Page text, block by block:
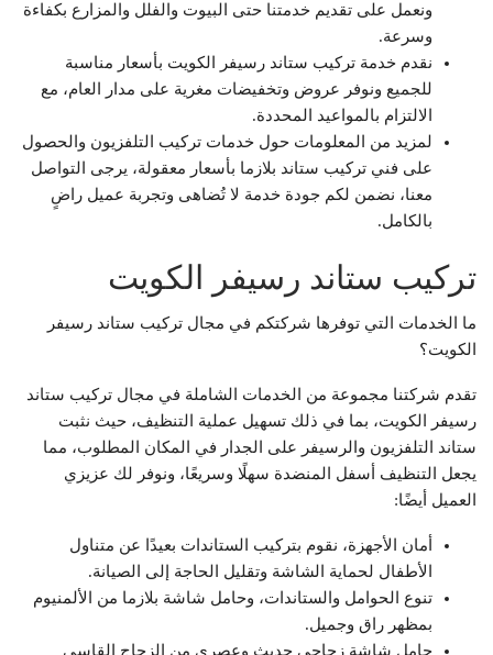
ونعمل على تقديم خدمتنا حتى البيوت والفلل والمزارع بكفاءة
وسرعة.
نقدم خدمة تركيب ستاند رسيفر الكويت بأسعار مناسبة
للجميع ونوفر عروض وتخفيضات مغرية على مدار العام، مع
الالتزام بالمواعيد المحددة.
لمزيد من المعلومات حول خدمات تركيب التلفزيون والحصول
على فني تركيب ستاند بلازما بأسعار معقولة، يرجى التواصل
معنا، نضمن لكم جودة خدمة لا تُضاهى وتجربة عميل راضٍ
بالكامل.
تركيب ستاند رسيفر الكويت
ما الخدمات التي توفرها شركتكم في مجال تركيب ستاند رسيفر
الكويت؟
تقدم شركتنا مجموعة من الخدمات الشاملة في مجال تركيب ستاند
رسيفر الكويت، بما في ذلك تسهيل عملية التنظيف، حيث نثبت
ستاند التلفزيون والرسيفر على الجدار في المكان المطلوب، مما
يجعل التنظيف أسفل المنضدة سهلًا وسريعًا، ونوفر لك عزيزي
العميل أيضًا:
أمان الأجهزة، نقوم بتركيب الستاندات بعيدًا عن متناول
الأطفال لحماية الشاشة وتقليل الحاجة إلى الصيانة.
تنوع الحوامل والستاندات، وحامل شاشة بلازما من الألمنيوم
بمظهر راق وجميل.
حامل شاشة زجاجي حديث وعصري من الزجاج القاسي